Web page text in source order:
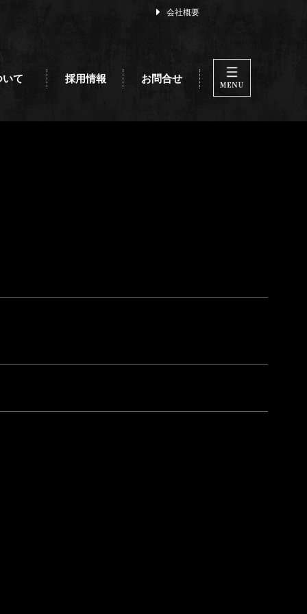
会社概要
いて 採用情報 お問合せ